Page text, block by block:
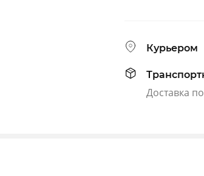
Курьером
Доставка